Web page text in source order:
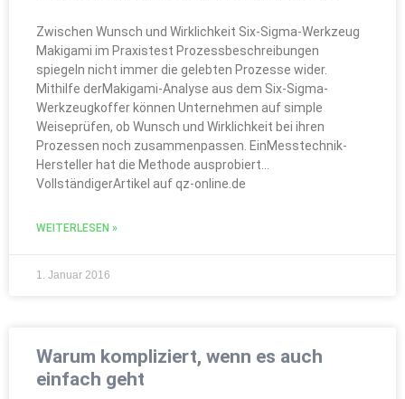
Zwischen Wunsch und Wirklichkeit Six-Sigma-Werkzeug
Makigami im Praxistest Prozessbeschreibungen
spiegeln nicht immer die gelebten Prozesse wider.
Mithilfe derMakigami-Analyse aus dem Six-Sigma-
Werkzeugkoffer können Unternehmen auf simple
Weiseprüfen, ob Wunsch und Wirklichkeit bei ihren
Prozessen noch zusammenpassen. EinMesstechnik-
Hersteller hat die Methode ausprobiert…
VollständigerArtikel auf qz-online.de
WEITERLESEN »
1. Januar 2016
Warum kompliziert, wenn es auch
einfach geht